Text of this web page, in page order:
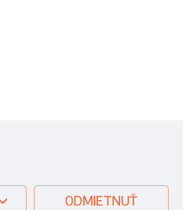
ODMIETNUŤ